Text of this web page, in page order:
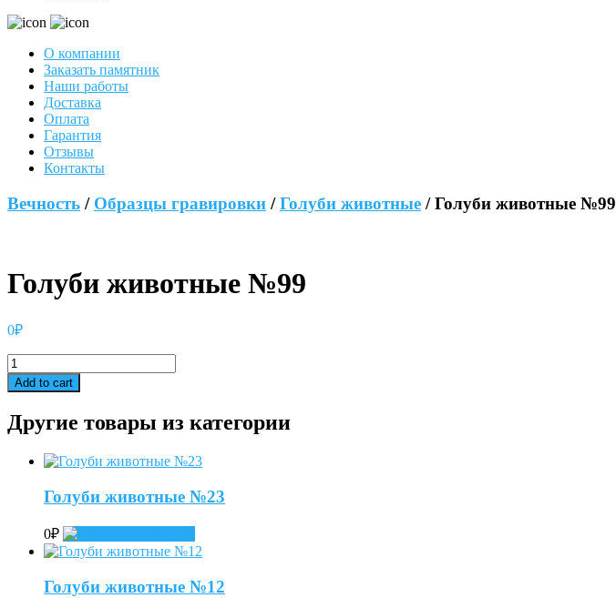
О компании
Заказать памятник
Наши работы
Доставка
Оплата
Гарантия
Отзывы
Контакты
Вечность / Образцы гравировки /Голуби животные / Голуби животные №99
Голуби животные №99
0₽
Голуби
животные
№99
Add to cart
Другие товары из категории
Голуби животные №23
0₽
Голуби животные №12